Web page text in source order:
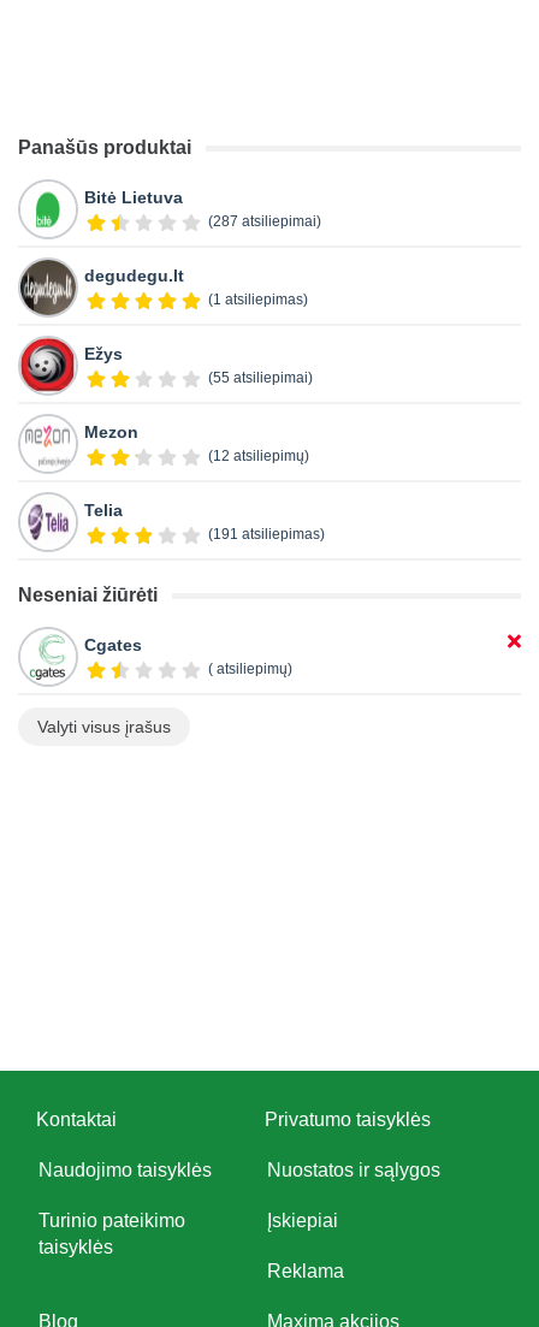
Panašūs produktai
Bitė Lietuva
(287 atsiliepimai)
degudegu.lt
(1 atsiliepimas)
Ežys
(55 atsiliepimai)
Mezon
(12 atsiliepimų)
Telia
(191 atsiliepimas)
Neseniai žiūrėti
Cgates
( atsiliepimų)
Valyti visus įrašus
Kontaktai Privatumo taisyklės
Naudojimo taisyklės Nuostatos ir sąlygos
Turinio pateikimo
taisyklės
Įskiepiai
Reklama
Blog Maxima akcijos